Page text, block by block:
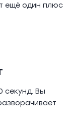
ещё один плюс
секунд. Вы